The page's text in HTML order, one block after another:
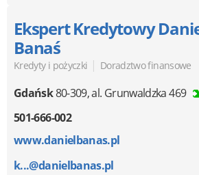
Ekspert Kredytowy
Banaś
Kredyty i pożyczki | Doradztwo finansowe
Gdańsk80-309,al. Grunwaldzka 469
501-666-002
www.danielbanas.pl
k...@danielbanas.pl